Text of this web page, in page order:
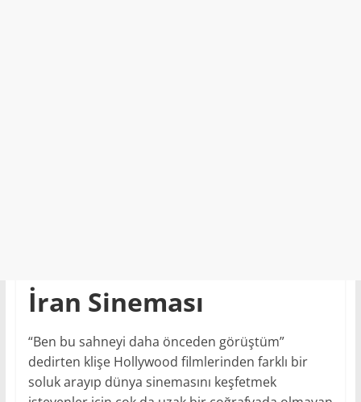
İran Sineması
“Ben bu sahneyi daha önceden görüştüm”
dedirten klişe Hollywood filmlerinden farklı bir
soluk arayıp dünya sinemasını keşfetmek